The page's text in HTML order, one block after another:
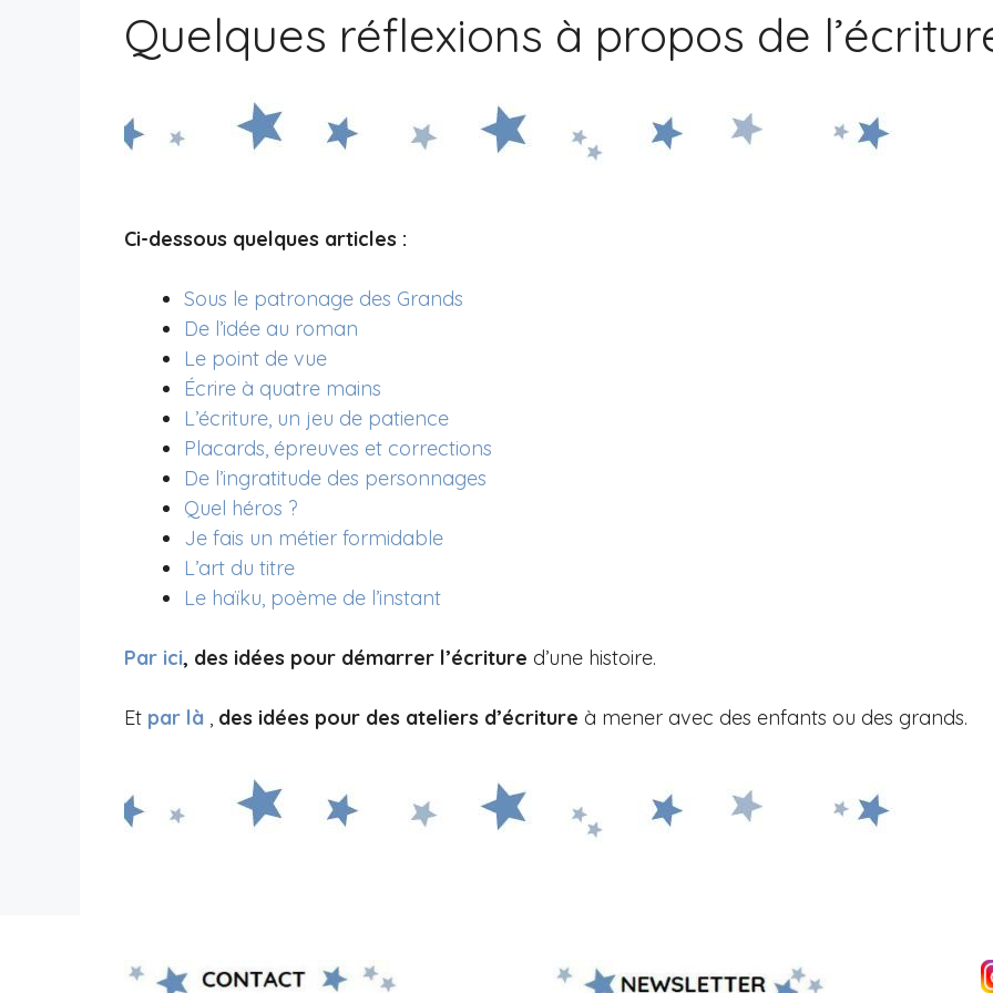
Quelques réflexions à propos de
Ci-dessous quelques articles :
Sous le patronage des Grands
De l’idée au roman
Le point de vue
Écrire à quatre mains
L’écriture, un jeu de patience
Placards, épreuves et corrections
De l’ingratitude des personnages
Quel héros ?
Je fais un métier formidable
L’art du titre
Le haïku, poème de l’instant
Par ici, des idées pour démarrer l’écriture d’une histoire.
Et par là , des idées pour des ateliers d’écriture à mener avec des enfants ou des grands.